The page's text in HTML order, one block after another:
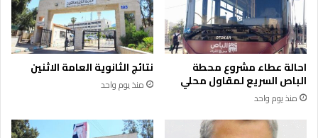
احالة عطاء مشروع محطة
الباص السريع لمقاول محلي
منذ يوم واحد
نتائج الثانوية العامة الاثنين
منذ يوم واحد